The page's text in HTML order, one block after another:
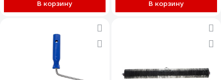
В корзину В корзину